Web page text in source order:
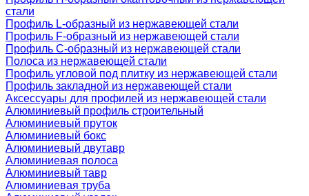
стали
Профиль L-образный из нержавеющей стали
Профиль F-образный из нержавеющей стали
Профиль C-образный из нержавеющей стали
Полоса из нержавеющей стали
Профиль угловой под плитку из нержавеющей стали
Профиль закладной из нержавеющей стали
Аксессуары для профилей из нержавеющей стали
Алюминиевый профиль строительный
Алюминиевый пруток
Алюминиевый бокс
Алюминиевый двутавр
Алюминиевая полоса
Алюминиевый тавр
Алюминиевая труба